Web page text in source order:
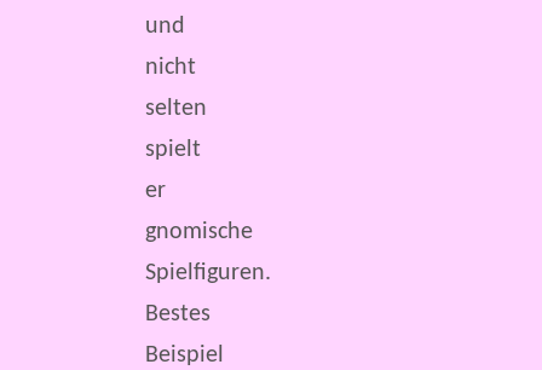
und
nicht
selten
spielt
er
gnomische
Spielfiguren.
Bestes
Beispiel